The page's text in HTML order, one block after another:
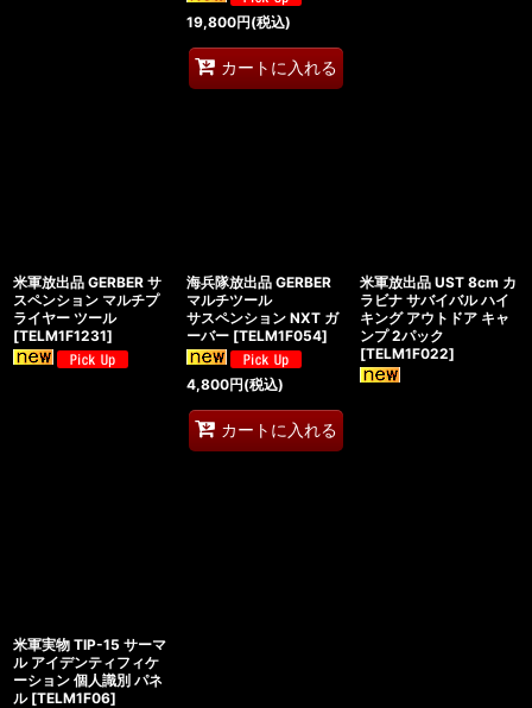
19,800円(税込)
カートに入れる
米軍放出品 GERBER サ
スペンション マルチプ
ライヤー ツール
[TELM1F1231]
海兵隊放出品 GERBER
マルチツール
サスペンション NXT ガ
ーバー [TELM1F054]
4,800円(税込)
カートに入れる
米軍放出品 UST 8cm カ
ラビナ サバイバル ハイ
キング アウトドア キャ
ンプ 2パック
[TELM1F022]
米軍実物 TIP-15 サーマ
ル アイデンティフィケ
ーション 個人識別 パネ
ル [TELM1F06]